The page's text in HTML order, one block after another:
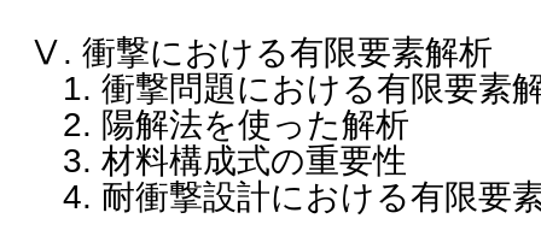
Ⅴ. 衝撃における有限要素解析
1. 衝撃問題における有限要素
2. 陽解法を使った解析
3. 材料構成式の重要性
4. 耐衝撃設計における有限要